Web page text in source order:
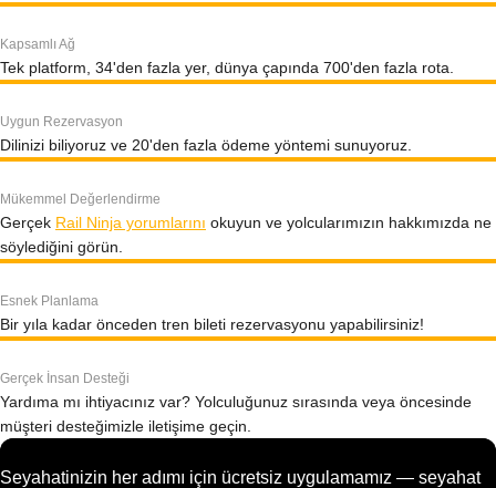
Kapsamlı Ağ
Tek platform, 34'den fazla yer, dünya çapında 700'den fazla rota.
Uygun Rezervasyon
Dilinizi biliyoruz ve 20'den fazla ödeme yöntemi sunuyoruz.
Mükemmel Değerlendirme
Gerçek Rail Ninja yorumlarını okuyun ve yolcularımızın hakkımızda ne
söylediğini görün.
Esnek Planlama
Bir yıla kadar önceden tren bileti rezervasyonu yapabilirsiniz!
Gerçek İnsan Desteği
Yardıma mı ihtiyacınız var? Yolculuğunuz sırasında veya öncesinde
müşteri desteğimizle iletişime geçin.
Seyahatinizin her adımı için ücretsiz uygulamamız — seyahat